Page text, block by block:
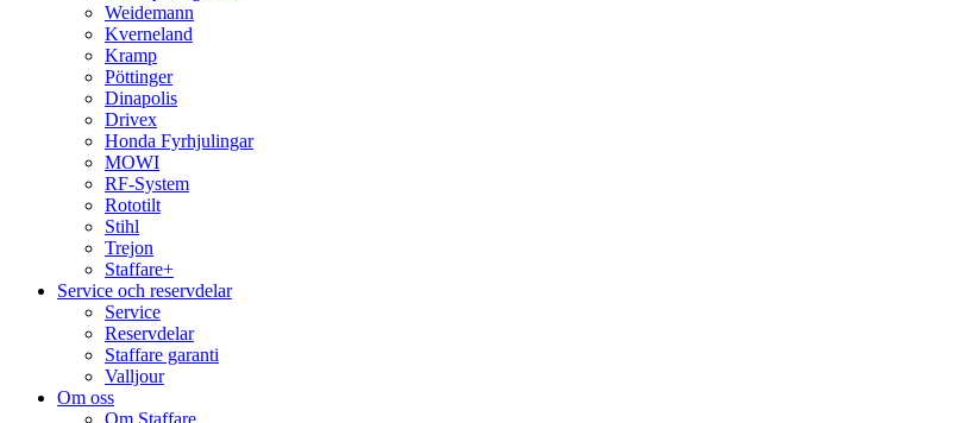
Weidemann
Kverneland
Kramp
Pöttinger
Dinapolis
Drivex
Honda Fyrhjulingar
MOWI
RF-System
Rototilt
Stihl
Trejon
Staffare+
Service och reservdelar
Service
Reservdelar
Staffare garanti
Valljour
Om oss
Om Staffare